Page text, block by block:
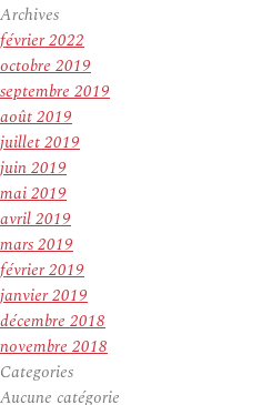
Archives
février 2022
octobre 2019
septembre 2019
août 2019
juillet 2019
juin 2019
mai 2019
avril 2019
mars 2019
février 2019
janvier 2019
décembre 2018
novembre 2018
Categories
Aucune catégorie